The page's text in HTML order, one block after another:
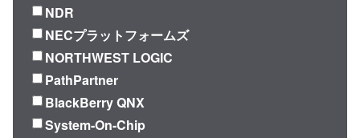
NDR
NECプラットフォームズ
NORTHWEST LOGIC
PathPartner
BlackBerry QNX
System-On-Chip